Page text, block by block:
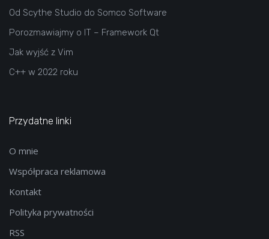
Od Scythe Studio do Somco Software
Porozmawiajmy o IT – Framework Qt
Jak wyjść z Vim
C++ w 2022 roku
Przydatne linki
O mnie
Współpraca reklamowa
Kontakt
Polityka prywatności
RSS